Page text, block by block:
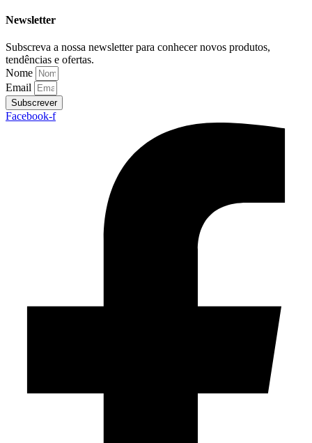
Newsletter
Subscreva a nossa newsletter para conhecer novos produtos,
tendências e ofertas.
Nome
Email
Subscrever
Facebook-f